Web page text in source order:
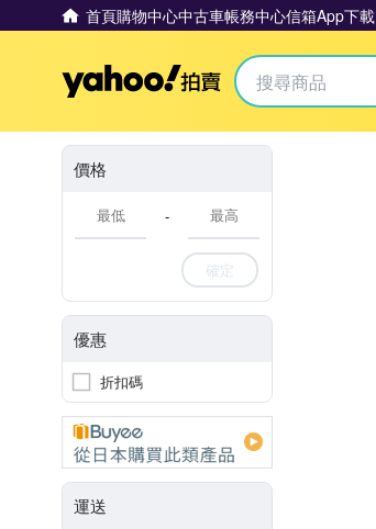
首頁購物中心中古車帳務中心信箱App下載
Yahoo拍賣
價格
-
確定
優惠
折扣碼
運送